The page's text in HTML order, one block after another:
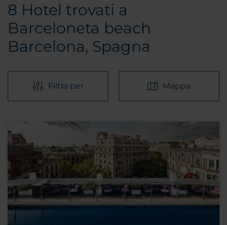
8 Hotel trovati a
Barceloneta beach
Barcelona, Spagna
Filtra per Mappa